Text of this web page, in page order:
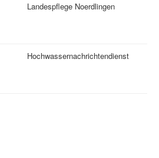
Landespflege Noerdlingen
Hochwassernachrichtendienst